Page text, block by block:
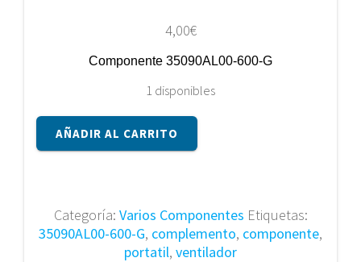
4,00€
Componente 35090AL00-600-G
1 disponibles
Componente
35090AL00-
AÑADIR AL CARRITO
Categoría: Varios Componentes Etiquetas:
35090AL00-600-G, complemento, componente,
portatil, ventilador